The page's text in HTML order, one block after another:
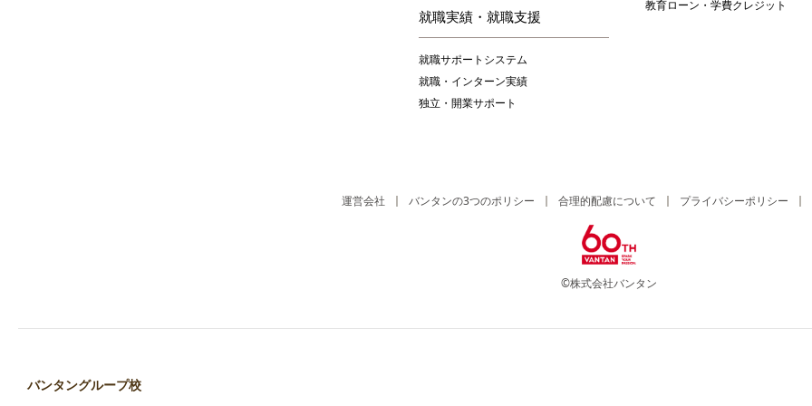
就職実績・就職支援
就職サポートシステム
就職・インターン実績
独立・開業サポート
教育ローン・学費クレジット
運営会社 バンタンの3つのポリシー 合理的配慮について プライバシーポリシー
©株式会社バンタン
バンタングループ校